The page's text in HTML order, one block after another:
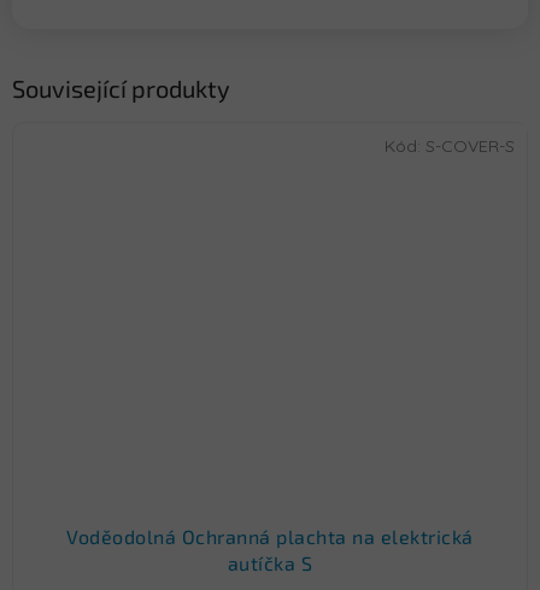
Související produkty
Voděodolná Ochranná plachta na elektrická
autíčka S
Kód: S-COVER-S